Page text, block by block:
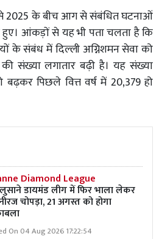
2025 के बीच आग से संबंधित घटनाओं
आंकड़ों से यह भी पता चलता है कि
के संबंध में दिल्ली अग्निशमन सेवा को
की संख्या लगातार बढ़ी है। यह संख्या
बढ़कर पिछले वित्त वर्ष में 20,379 हो
Diamond League
लुसाने डायमंड लीग में फिर भाला लेकर
चोपड़ा, 21 अगस्त को होगा
On 04 Aug 2026 17:22:54